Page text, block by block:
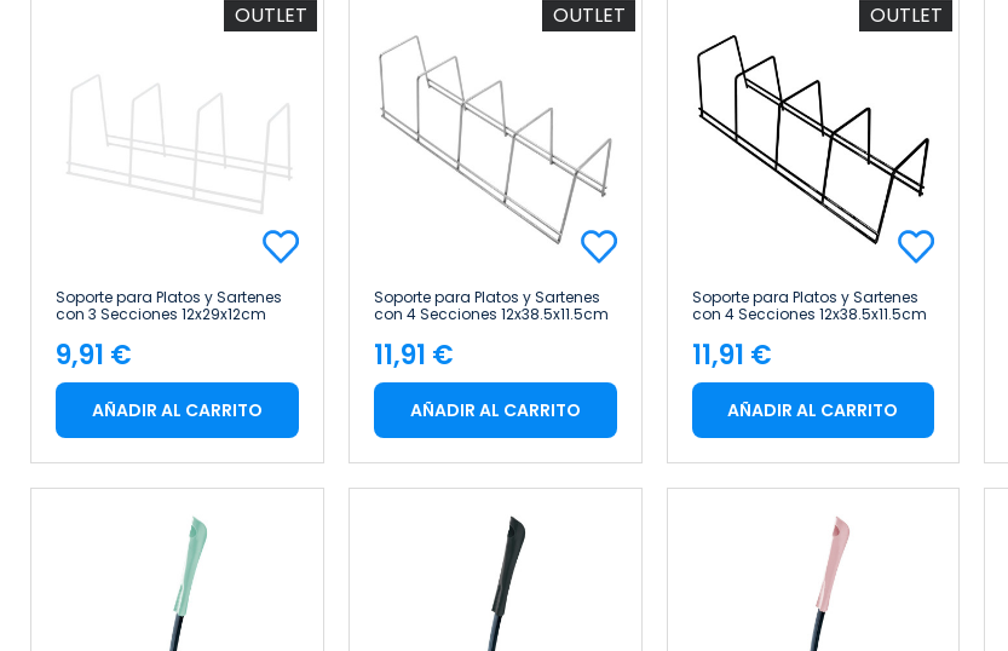
OUTLET
Soporte para Platos y Sartenes
con 3 Secciones 12x29x12cm
Precio
9,91 €
AÑADIR AL CARRITO
OUTLET
Soporte para Platos y Sartenes
con 4 Secciones 12x38.5x11.5cm
Precio
11,91 €
AÑADIR AL CARRITO
OUTLET
Soporte para Platos y Sartenes
con 4 Secciones 12x38.5x11.5cm
Precio
11,91 €
AÑADIR AL CARRITO